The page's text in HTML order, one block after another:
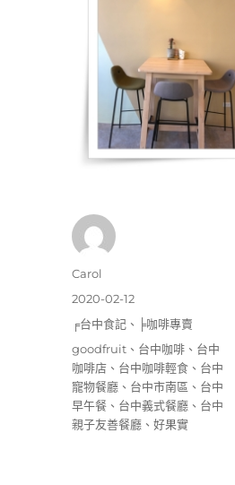
作
者
Carol
發
佈
日
期:
2020-02-12
分
╒台中食記 、
╞咖啡專賣
標
籤
goodfruit 、 台中咖啡 、 台中
咖啡店 、 台中咖啡輕食 、 台中
寵物餐廳 、 台中市南區 、 台中
早午餐 、 台中義式餐廳 、 台中
親子友善餐廳 、好果實